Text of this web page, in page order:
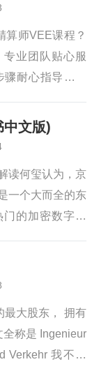
算师VEE课程？
专业团队贴心服
耐心指导，专
服务。...
中文版)
读何玺认为，京
一个大而全的东
的加密数字货
各种业务场景的
最大股东， 拥有
称是 Ingenieur
Verkehr 我不负